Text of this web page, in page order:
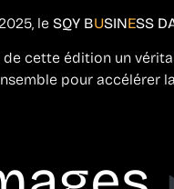
le SQY BUSINESS
cette édition un
pour accélérer